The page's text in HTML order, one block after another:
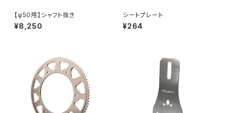
【φ50用】シャフト抜き
¥8,250
シートプレート
¥264